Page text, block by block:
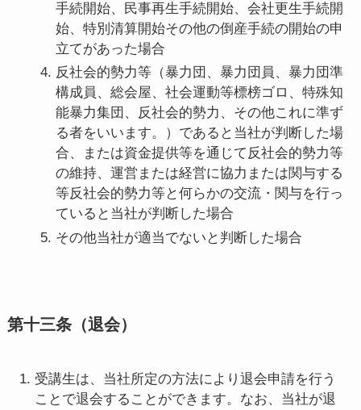
手続開始、民事再生手続開始、会社更生手続開
始、特別清算開始その他の倒産手続の開始の申
立てがあった場合
反社会的勢力等（暴力団、暴力団員、暴力団準
構成員、総会屋、社会運動等標榜ゴロ、特殊知
能暴力集団、反社会的勢力、その他これに準ず
る者をいいます。）であると当社が判断した場
合、または資金提供等を通じて反社会的勢力等
の維持、運営または経営に協力または関与する
等反社会的勢力等と何らかの交流・関与を行っ
ていると当社が判断した場合
その他当社が適当でないと判断した場合
第十三条（退会）
受講生は、当社所定の方法により退会申請を行う
ことで退会することができます。なお、当社が退